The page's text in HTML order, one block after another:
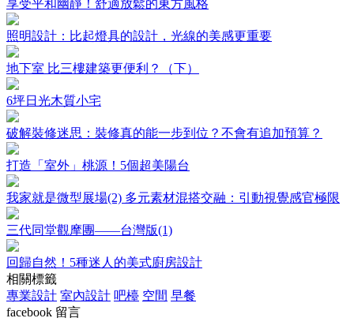
享受平和幽靜！舒適放鬆的東方風格
照明設計：比起燈具的設計，光線的美感更重要
地下室 比三樓建築更便利？（下）
6坪日光木質小宅
破解裝修迷思：裝修真的能一步到位？不會有追加預算？
打造「室外」桃源！5個超美陽台
我家就是微型展場(2) 多元素材混搭交融：引動視覺感官極限
三代同堂觀摩團——台灣版(1)
回歸自然！5種迷人的美式廚房設計
相關標籤
專業設計 室內設計 吧檯 空間 早餐
facebook 留言